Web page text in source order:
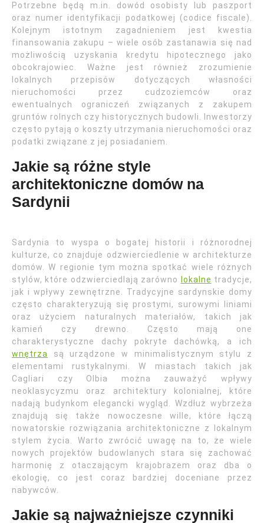
Potrzebne będą m.in. dowód osobisty lub paszport
oraz numer identyfikacji podatkowej (codice fiscale).
Kolejnym istotnym zagadnieniem jest kwestia
finansowania zakupu – wiele osób zastanawia się nad
możliwością uzyskania kredytu hipotecznego jako
obcokrajowiec. Ważne jest również zrozumienie
lokalnych przepisów dotyczących własności
nieruchomości przez cudzoziemców oraz
ewentualnych ograniczeń związanych z zakupem
gruntów rolnych czy historycznych budowli. Inwestorzy
często pytają o koszty utrzymania nieruchomości oraz
podatki związane z jej posiadaniem.
Jakie są różne style
architektoniczne domów na
Sardynii
Sardynia to wyspa o bogatej historii i różnorodnej
kulturze, co znajduje odzwierciedlenie w architekturze
domów. W regionie tym można spotkać wiele różnych
stylów, które odzwierciedlają zarówno
lokalne tradycje,
jak i wpływy zewnętrzne. Tradycyjne sardynskie domy
często charakteryzują się prostymi, surowymi liniami
oraz użyciem naturalnych materiałów, takich jak
kamień czy drewno. Często mają one
charakterystyczne dachy pokryte dachówką, a ich
wnętrza
są urządzone w minimalistycznym stylu z
elementami rustykalnymi. W miastach takich jak
Cagliari czy Olbia można zauważyć wpływy
neoklasycyzmu oraz architektury kolonialnej, które
nadają budynkom elegancki wygląd. Wzdłuż wybrzeża
znajdują się także nowoczesne wille, które łączą
nowatorskie rozwiązania architektoniczne z lokalnym
stylem życia. Warto zwrócić uwagę na to, że wiele
nowych projektów budowlanych stara się zachować
harmonię z otaczającym krajobrazem oraz dba o
ekologię, co jest coraz bardziej doceniane przez
nabywców.
Jakie są najważniejsze czynniki